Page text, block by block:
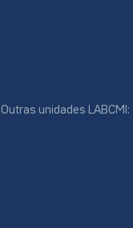
Outras unidades LABCMI: